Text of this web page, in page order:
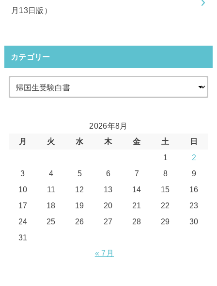
月13日版）
カテゴリー
2026年8月
月
火 水 木 金 土
日
1
2
3
4 5 6 7 8
9
10
11 12 13 14 15
16
17
18 19 20 21 22
23
24
25 26 27 28 29
30
31
« 7月